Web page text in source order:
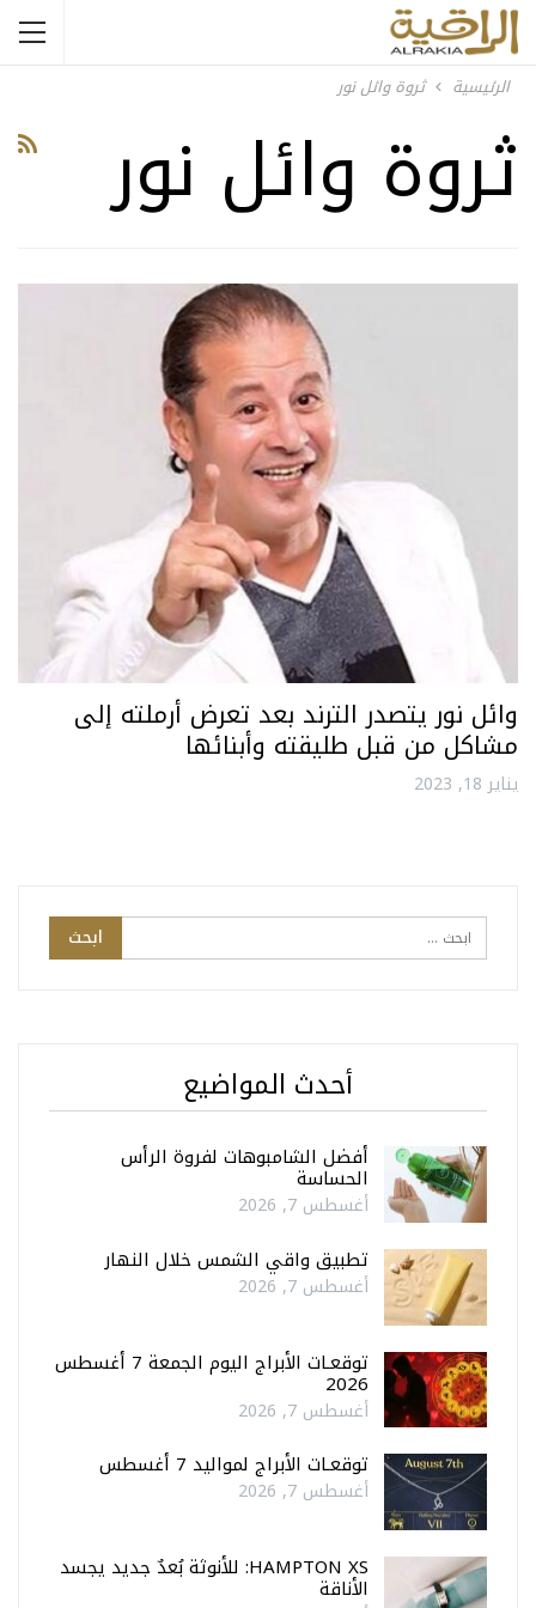
الرئيسية ثروة وائل نور
ثروة وائل نور
وائل نور يتصدر الترند بعد تعرض أرملته إلى
مشاكل من قبل طليقته وأبنائها
يناير 18, 2023
أحدث المواضيع
أفضل الشامبوهات لفروة الرأس
الحساسة
أغسطس 7, 2026
تطبيق واقي الشمس خلال النهار
أغسطس 7, 2026
توقعـات الأبراج اليوم الجمعة 7 أغسطس
2026
أغسطس 7, 2026
توقعـات الأبراج لمواليد 7 أغسطس
أغسطس 7, 2026
HAMPTON XS: للأنوثة بُعدٌ جديد يجسد
الأناقة